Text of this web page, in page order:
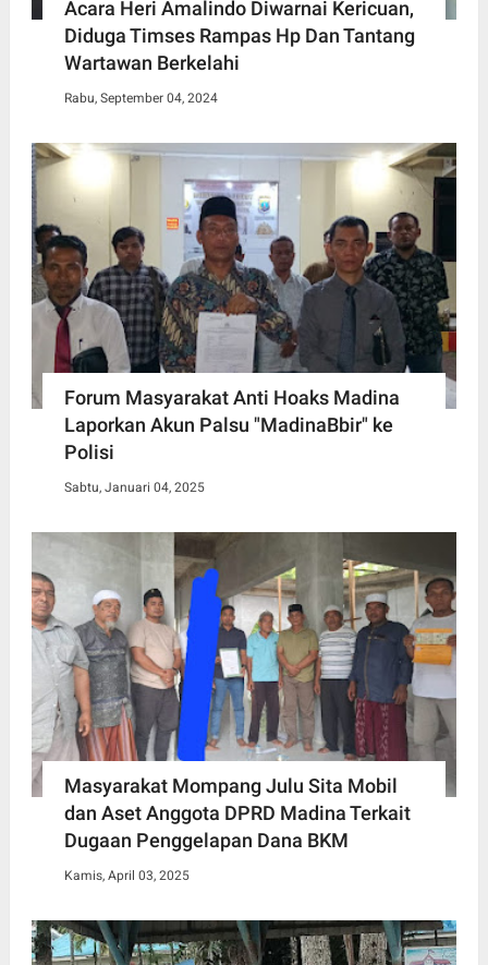
Acara Heri Amalindo Diwarnai Kericuan,
Diduga Timses Rampas Hp Dan Tantang
Wartawan Berkelahi
Rabu, September 04, 2024
Forum Masyarakat Anti Hoaks Madina
Laporkan Akun Palsu "MadinaBbir" ke
Polisi
Sabtu, Januari 04, 2025
Masyarakat Mompang Julu Sita Mobil
dan Aset Anggota DPRD Madina Terkait
Dugaan Penggelapan Dana BKM
Kamis, April 03, 2025